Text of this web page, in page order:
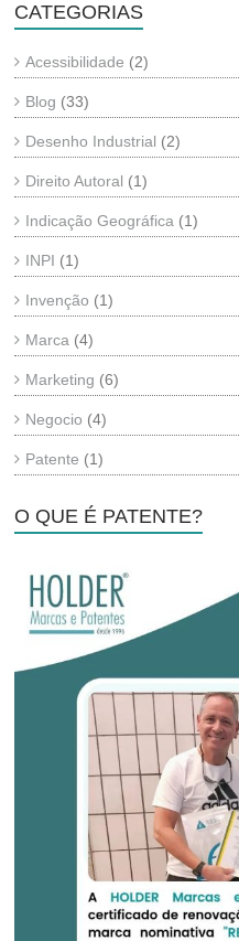
CATEGORIAS
Acessibilidade (2)
Blog (33)
Desenho Industrial (2)
Direito Autoral (1)
Indicação Geográfica (1)
INPI (1)
Invenção (1)
Marca (4)
Marketing (6)
Negocio (4)
Patente (1)
O QUE É PATENTE?